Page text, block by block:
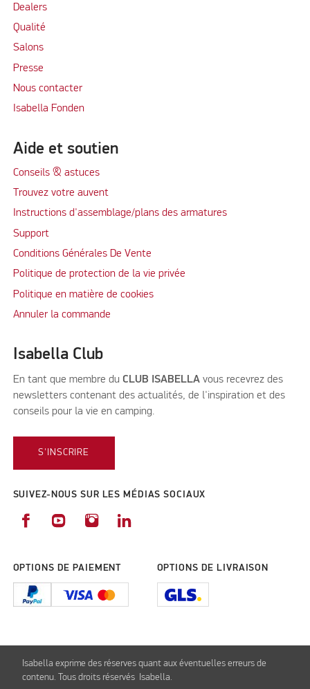
Dealers
Qualité
Salons
Presse
Nous contacter
Isabella Fonden
Aide et soutien
Conseils & astuces
Trouvez votre auvent
Instructions d'assemblage/plans des armatures
Support
Conditions Générales De Vente
Politique de protection de la vie privée
Politique en matière de cookies
Annuler la commande
Isabella Club
En tant que membre du CLUB ISABELLA vous recevrez des
newsletters contenant des actualités, de l'inspiration et des
conseils pour la vie en camping.
S'INSCRIRE
SUIVEZ-NOUS SUR LES MÉDIAS SOCIAUX
OPTIONS DE PAIEMENT OPTIONS DE LIVRAISON
Isabella exprime des réserves quant aux éventuelles erreurs de
contenu. Tous droits réservés Isabella.